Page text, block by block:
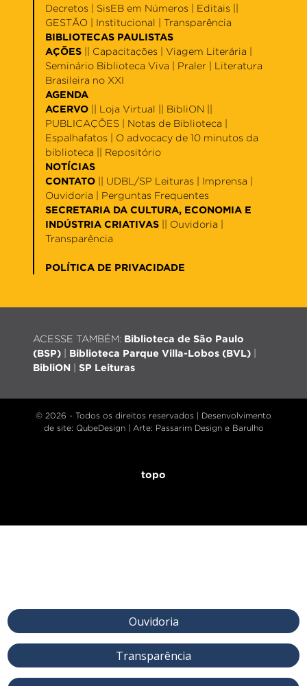
Decretos
SisEB em Números Editais
GESTÃO | Institucional
Transparência
BIBLIOTECAS PAULISTAS
AÇÕES
Capacitações Viagem Literária
Seminário Biblioteca Viva
Praler
Literatura
Brasileira no XXI
AGENDA
ACERVO
Loja Virtual BibliON
PUBLICAÇÕES | Notas de Biblioteca
Espalhafatos
O advocacy de 10 minutos da
biblioteca
Repositório
NOTÍCIAS
CONTATO
UDBL/SP Leituras Imprensa
Ouvidoria
Perguntas Frequentes
SECRETARIA DA CULTURA, ECONOMIA E
INDÚSTRIA CRIATIVAS
Ouvidoria
Transparência
POLÍTICA DE PRIVACIDADE
ACESSE TAMBÉM: Biblioteca de São Paulo
(BSP)
Biblioteca Parque Villa-Lobos (BVL)
BibliON
SP Leituras
© 2026 - Todos os direitos reservados | Desenvolvimento
de site: QubeDesign | Arte: Passarim Design e Barulho
topo
Ouvidoria
Transparência